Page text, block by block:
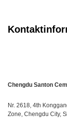
Chengdu Santon
Nr. 2618, 4th
Zone, Chengdu City,